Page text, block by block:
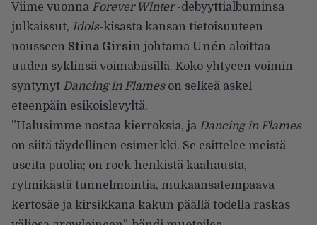
Viime vuonna Forever Winter-debyyttialbuminsa
julkaissut, Idols-kisasta kansan tietoisuuteen
nousseen Stina Girsin johtama Unén aloittaa
uuden syklinsä voimabiisillä. Koko yhtyeen voimin
syntynyt Dancing in Flameson selkeä askel
eteenpäin esikoislevyltä.
”Halusimme nostaa kierroksia, ja Dancing in Flames
on siitä täydellinen esimerkki. Se esittelee meistä
useita puolia; on rock-henkistä kaahausta,
rytmikästä tunnelmointia, mukaansatempaava
kertosäe ja kirsikkana kakun päällä todella raskas